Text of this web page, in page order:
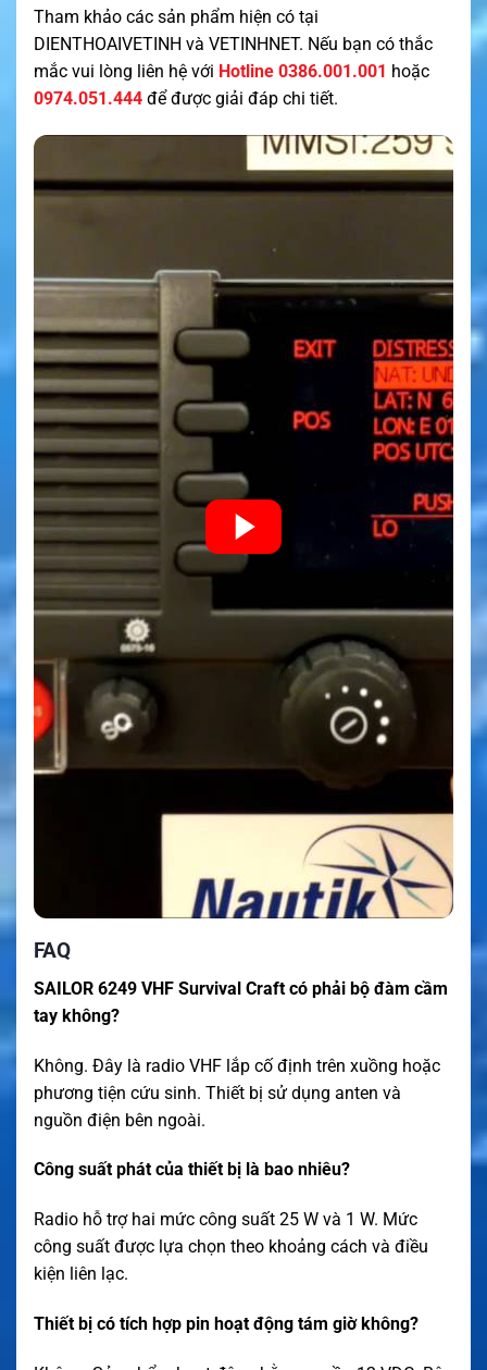
Tham khảo các sản phẩm hiện có tại
DIENTHOAIVETINH và VETINHNET. Nếu bạn có thắc
mắc vui lòng liên hệ với Hotline 0386.001.001 hoặc
0974.051.444 để được giải đáp chi tiết.
FAQ
SAILOR 6249 VHF Survival Craft có phải bộ đàm cầm
tay không?
Không. Đây là radio VHF lắp cố định trên xuồng hoặc
phương tiện cứu sinh. Thiết bị sử dụng anten và
nguồn điện bên ngoài.
Công suất phát của thiết bị là bao nhiêu?
Radio hỗ trợ hai mức công suất 25 W và 1 W. Mức
công suất được lựa chọn theo khoảng cách và điều
kiện liên lạc.
Thiết bị có tích hợp pin hoạt động tám giờ không?